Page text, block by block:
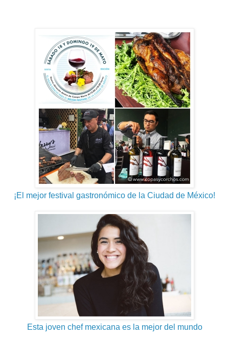
¡El mejor festival gastronómico de la Ciudad de México!
Esta joven chef mexicana es la mejor del mundo